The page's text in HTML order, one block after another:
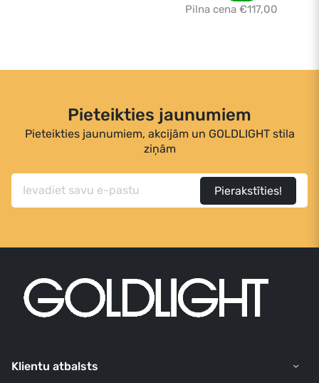
Pilna cena €117,00
Pieteikties jaunumiem
Pieteikties jaunumiem, akcijām un GOLDLIGHT stila
ziņām
Pierakstīties!
Klientu atbalsts